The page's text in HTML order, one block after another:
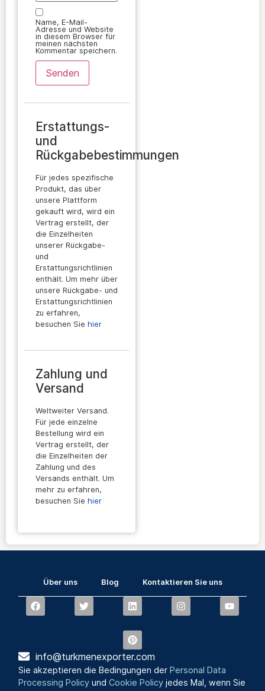
Name, E-Mail-
Adresse und Website
in diesem Browser für
meinen nächsten
Kommentar speichern.
Erstattungs-
und
Rückgabebestimmungen
Für jedes spezifische
Produkt, das über
unsere Plattform
gekauft wird, wird ein
Vertrag erstellt, der
die Einzelheiten
unserer Rückgabe-
und
Erstattungsrichtlinien
enthält. Um mehr über
unsere Rückgabe- und
Erstattungsrichtlinien
zu erfahren,
besuchen Sie hier
Zahlung und
Versand
Weltweiter Versand.
Für jede einzelne
Bestellung wird ein
Vertrag erstellt, der
die Einzelheiten der
Zahlung und des
Versands enthält. Um
mehr zu erfahren,
besuchen Sie hier
Über uns Blog Kontaktieren Sie uns
info@turkmenexporter.com
Sie akzeptieren die Bedingungen derPersonal Data
Processing Policy undCookie Policy jedes Mal, wenn Sie